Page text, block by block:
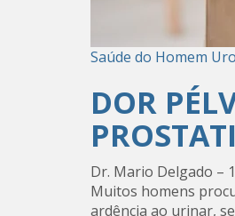
Saúde do Homem
DOR
Dr. Mario Delgado –
Muitos homens
ardência ao urinar,